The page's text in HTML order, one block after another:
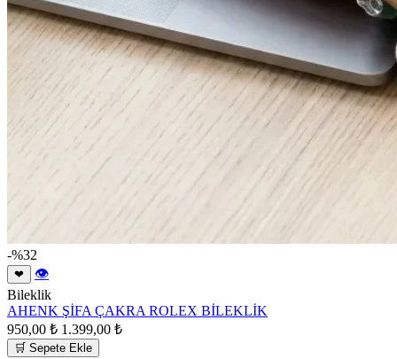
-%32
❤
👁
Bileklik
AHENK ŞİFA ÇAKRA ROLEX BİLEKLİK
950,00 ₺ 1.399,00 ₺
🛒 Sepete Ekle